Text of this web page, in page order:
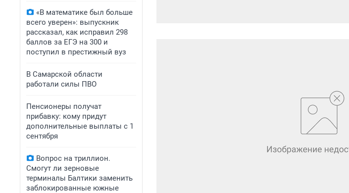
«В математике был больше
всего уверен»: выпускник
рассказал, как исправил 298
баллов за ЕГЭ на 300 и
поступил в престижный вуз
В Самарской области
работали силы ПВО
Пенсионеры получат
прибавку: кому придут
дополнительные выплаты с 1
сентября
Вопрос на триллион.
Смогут ли зерновые
терминалы Балтики заменить
заблокированные южные